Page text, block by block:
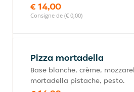
€ 14,00
Consigne de (€ 0,00)
Pizza mortadella
Base blanche, crème,
mortadella pistache, pesto.